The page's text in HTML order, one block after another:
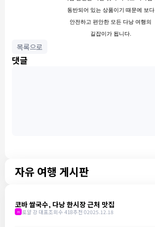
동반되어 있는 상품이기 때문에 보다
안전하고 편안한 모든 다낭 여행의
길잡이가 됩니다.
목록으로
댓글
자유 여행 게시판
코바 쌀국수, 다낭 한시장 근처 맛집
m 로얄 강 대표 조회수 418추천 02025.12.18